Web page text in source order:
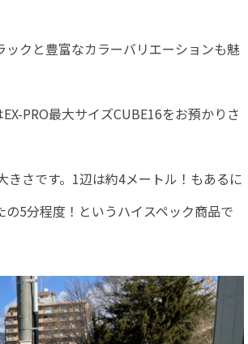
クと豊富なカラーバリエーションも魅
PRO最大サイズCUBE16をお預かりさ
きさです。1辺は約4メートル！もあるに
5分程度！というハイスペック商品で